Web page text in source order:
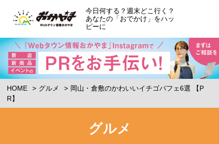
今日何する？週末どこ行く？
あなたの「おでかけ」をハッ
ピーに
HOME グルメ
岡山・倉敷のかわいいイチゴパフェ6選 【P
R】
グルメ